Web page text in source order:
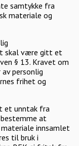
samtykke fra
materiale og
skal være gitt et
§ 13. Kravet om
personlig
frihet og
et unntak fra
at
innsamlet
til bruk i